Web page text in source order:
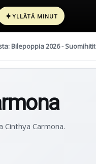
✦YLLÄTÄ MINUT
Bilepoppia 2026 - Suomihitit
Cinthya Carmona.